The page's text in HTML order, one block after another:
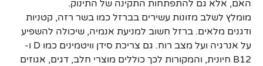
האם, אלא גם להתפתחות התקינה של התינוק.
מומלץ לשלב מזונות עשירים בברזל כמו בשר רזה, קטניות
ודגנים מלאים. ברזל חשוב למניעת אנמיה, שיכולה להשפיע
על אנרגיה ועל מצב רוח. גם צריכת סידן וויטמינים כמו D ו-
B12 חיונית, והמקורות לכך כוללים מוצרי חלב, דגים, אגוזים